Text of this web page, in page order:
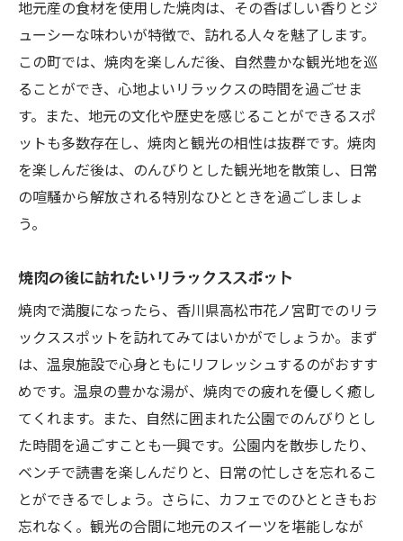
地元産の食材を使用した焼肉は、その香ばしい香りとジ
ューシーな味わいが特徴で、訪れる人々を魅了します。
この町では、焼肉を楽しんだ後、自然豊かな観光地を巡
ることができ、心地よいリラックスの時間を過ごせま
す。また、地元の文化や歴史を感じることができるスポ
ットも多数存在し、焼肉と観光の相性は抜群です。焼肉
を楽しんだ後は、のんびりとした観光地を散策し、日常
の喧騒から解放される特別なひとときを過ごしましょ
う。
焼肉の後に訪れたいリラックススポット
焼肉で満腹になったら、香川県高松市花ノ宮町でのリラ
ックススポットを訪れてみてはいかがでしょうか。まず
は、温泉施設で心身ともにリフレッシュするのがおすす
めです。温泉の豊かな湯が、焼肉での疲れを優しく癒し
てくれます。また、自然に囲まれた公園でのんびりとし
た時間を過ごすことも一興です。公園内を散歩したり、
ベンチで読書を楽しんだりと、日常の忙しさを忘れるこ
とができるでしょう。さらに、カフェでのひとときもお
忘れなく。観光の合間に地元のスイーツを堪能しなが